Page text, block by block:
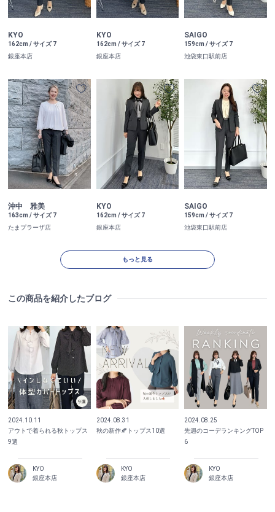
KYO
162cm / サイズ 7
銀座本店
KYO
162cm / サイズ 7
銀座本店
SAIGO
159cm / サイズ 7
池袋東口駅前店
沖中 雅美
163cm / サイズ 7
たまプラーザ店
KYO
162cm / サイズ 7
銀座本店
SAIGO
159cm / サイズ 7
池袋東口駅前店
もっと見る
この商品を紹介したブログ
2024.10.11
アウトで着られる秋トップス
9選
KYO
銀座本店
2024.08.31
秋の新作🍂トップス10選
KYO
銀座本店
2024.08.25
先週のコーデランキングTOP
6
KYO
銀座本店